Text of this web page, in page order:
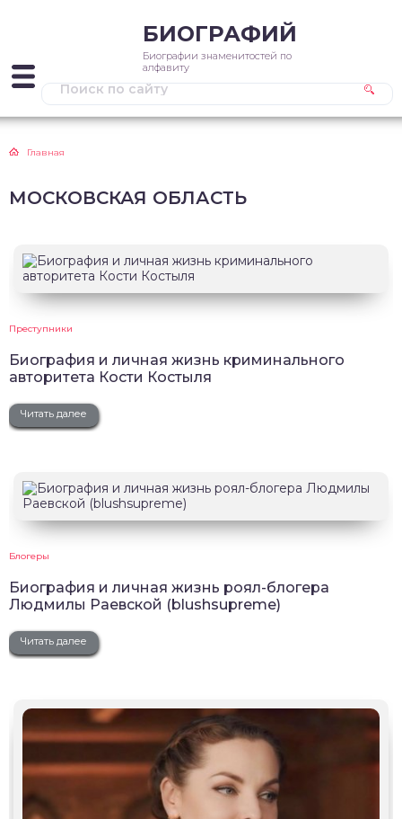
БИОГРАФИЙ
Биографии знаменитостей по
алфавиту
Главная
МОСКОВСКАЯ ОБЛАСТЬ
Преступники
Биография и личная жизнь криминального
авторитета Кости Костыля
Читать далее
Блогеры
Биография и личная жизнь роял-блогера
Людмилы Раевской (blushsupreme)
Читать далее